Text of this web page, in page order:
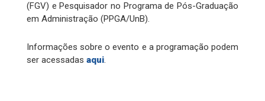
(FGV) e Pesquisador no Programa de Pós-Graduação
em Administração (PPGA/UnB).
Informações sobre o evento e a programação podem
ser acessadas aqui.